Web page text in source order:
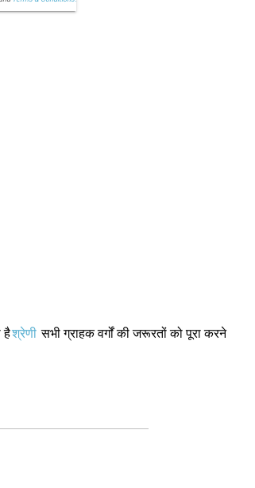
हैश्रेणी सभी ग्राहक वर्गों की जरूरतों को पूरा करने